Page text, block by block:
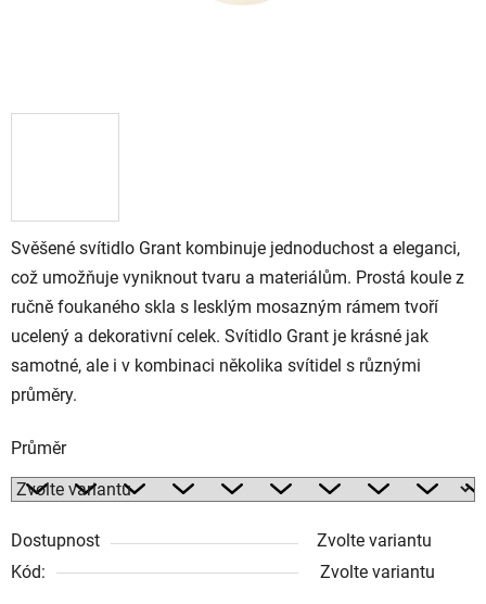
Svěšené svítidlo Grant kombinuje jednoduchost a eleganci,
což umožňuje vyniknout tvaru a materiálům. Prostá koule z
ručně foukaného skla s lesklým mosazným rámem tvoří
ucelený a dekorativní celek. Svítidlo Grant je krásné jak
samotné, ale i v kombinaci několika svítidel s různými
průměry.
Průměr
Dostupnost
Zvolte variantu
Kód:
Zvolte variantu